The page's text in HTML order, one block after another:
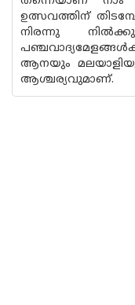
ഉത്സവത്തിന്
നിരന്നു
ആനയും
ആശ്ചര്യവുമാണ്.